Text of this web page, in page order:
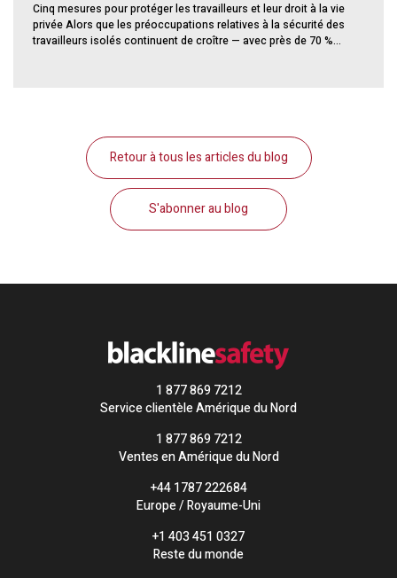
Cinq mesures pour protéger les travailleurs et leur droit à la vie
privée Alors que les préoccupations relatives à la sécurité des
travailleurs isolés continuent de croître — avec près de 70 %...
Retour à tous les articles du blog
S'abonner au blog
1 877 869 7212
Service clientèle Amérique du Nord
1 877 869 7212
Ventes en Amérique du Nord
+44 1787 222684
Europe / Royaume-Uni
+1 403 451 0327
Reste du monde